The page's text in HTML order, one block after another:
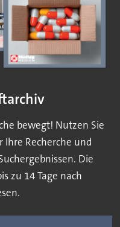
bewegt! Nutzen Sie
Recherche und
Die
zu 14 Tage nach